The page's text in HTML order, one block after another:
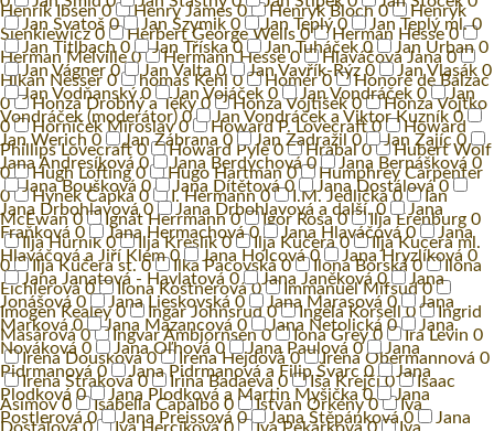
Henrik Ibsen0 Henry James0 Henryk Bloch0
Henryk
Sienkiewicz0 Herbert George Wells0 Herman Hesse0
Herman Melville0 Hermann Hesse0 Hlaváčová Jana 0
Hĺkan Nesser 0 homas Kehl0 Homér0
Honoré de Balzac
0
Honza Drobný a Teky0 Honza Vojtíšek0
Honza Vojtko
0
Horníček Miroslav0 Howard P. Lovecraft0
Howard
Phillips Lovecraft0 Howard Pyle0 Hrabal0
Hubert Wolf
0
Hugh Lofting0 Hugo Hartman0
Humphrey Carpenter
0
Hynek Čapka0 I. Hermann0 I.M. Jedlička0
Ian
McEwan0 Ignát Herrmann0 Igor Rosa0 Ilja Erenburg 0
Ilja Hurník0 Ilja Kreslík0 Ilja Kučera0
Ilja Kučera ml.
0
Ilja Kučera st.0 Ilka Pacovská0 Ilona Borská0
Ilona
Eichlerová0 Ilona Kostnerová0 Immanuel Mifsud0
Imogen Kealey0 Ingar Johnsrud0 Ingela Korsell0
Ingrid
Masárová0 Ingvar Ambjornsen0 Iona Grey0 Ira Levin 0
Irena Dousková0 Irena Hejdová0 Irena Obermannová 0
Irena Straková0 Irina Badaeva 0 Iša Krejčí0
Isaac
Asimov0 Isabella Capalbo 0 István Orkény0
Iva
Jan Svatoš 0 Jan Szymik 0 Jan Teplý0 Jan Teplý ml.0
Jan Titlbach0 Jan Tříska0 Jan Tuháček0 Jan Urban0
Jan Vágner0 Jan Valta0 Jan Vavřík-Rýz0 Jan Vlasák 0
Jan Vodňanský0 Jan Vojáček 0 Jan Vondráček 0
Jan
Vondráček (moderátor)0 Jan Vondráček a Viktor Kuzník 0
Jan Werich 0 Jan Zábrana 0 Jan Zadražil 0 Jan Zajíc0
Jana Andresíková0 Jana Berdychová0 Jana Bernášková 0
Jana Boušková0 Jana Dítětová0 Jana Dostálová0
Jana Drbohlavová0 Jana Drbohlavová a další.0
Jana
Fraňková 0 Jana Hermachová0 Jana Hlaváčová 0
Jana
Hlaváčová a Jiří Klem0 Jana Holcová0 Jana Hryzlíková 0
Jana Janatová - Havlatová 0 Jana Janěková0
Jana
Jonášová 0 Jana Lieskovská 0 Jana Marasová 0
Jana
Marková0 Jana Mazancová 0 Jana Netolická 0
Jana
Nováková 0 Jana Oľhová 0 Jana Paulová 0
Jana
Pidrmanová 0 Jana Pidrmanová a Filip Švarc 0
Jana
Plodková 0 Jana Plodková a Martin Myšička0
Jana
Postlerová0 Jana Preissová 0 Jana Štěpánková0
Jana